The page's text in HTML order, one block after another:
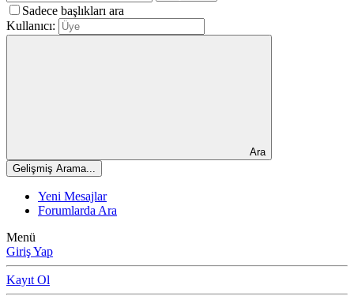
Sadece başlıkları ara
Kullanıcı:
Ara
Gelişmiş Arama...
Yeni Mesajlar
Forumlarda Ara
Menü
Giriş Yap
Kayıt Ol